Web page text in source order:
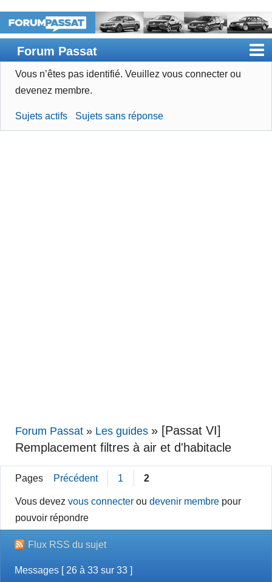
Forum Passat
Accueil
Devenir membre
Vous n’êtes pas identifié. Veuillez vous connecter ou
devenez membre.
Sujets actifs Sujets sans réponse
Forum Passat » Les guides » [Passat VI]
Remplacement filtres à air et d'habitacle
Pages Précédent 1 2
Vous devezvous connecter oudevenir membre pour
pouvoir répondre
Flux RSS du sujet
Messages [ 26 à 33 sur 33 ]